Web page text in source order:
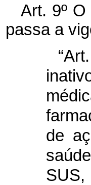
Art. 9º O
passa a
de